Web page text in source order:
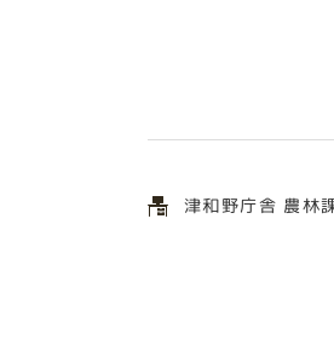
津和野庁舎 農林